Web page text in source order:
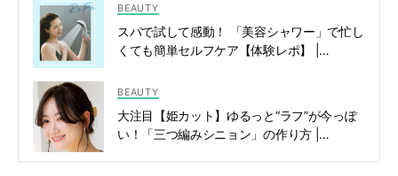
BEAUTY
スパで試して感動！ 「美容シャワー」で忙し
くても簡単セルフケア【体験レポ】 |
BEAUTY
大注目【姫カット】ゆるっと“ラフ”が今っぽ
い！「三つ編みシニョン」の作り方 |